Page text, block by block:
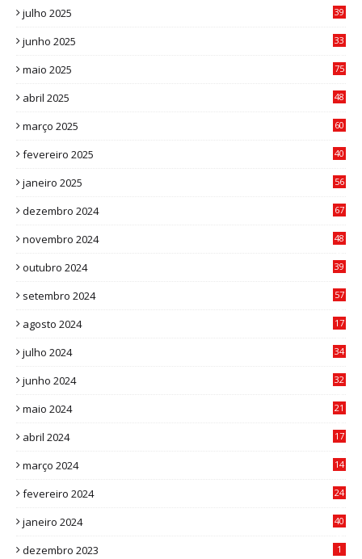
julho 2025
39
junho 2025
33
maio 2025 75
abril 2025
48
março 2025
60
fevereiro 2025
40
janeiro 2025
56
dezembro 2024
67
novembro 2024
48
outubro 2024
39
setembro 2024
57
agosto 2024
17
julho 2024
34
junho 2024
32
maio 2024
21
abril 2024
17
março 2024
14
fevereiro 2024
24
janeiro 2024
40
dezembro 2023 1